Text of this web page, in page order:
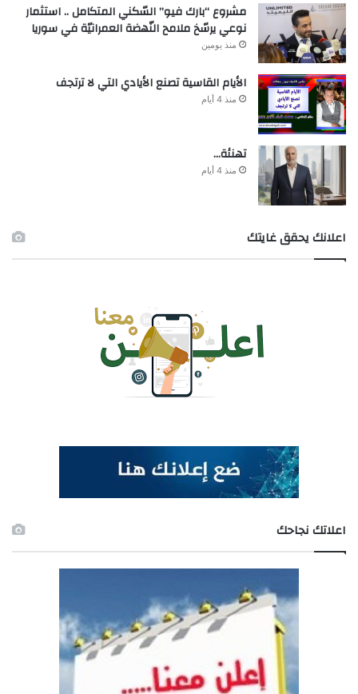
مشروع “بارك فيو” السّكني المتكامل .. استثمار
نوعي يرسّخ ملامح النّهضة العمرانيّة في سوريا
منذ يومين
الأيام القاسية تصنع الأيادي التي لا ترتجف
منذ 4 أيام
تهنئة…
منذ 4 أيام
اعلانك يحقق غايتك
اعلاتك نجاحك